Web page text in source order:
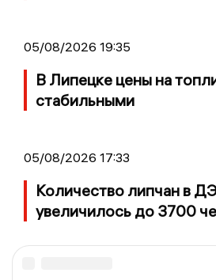
05/08/2026 19:35
В Липецке цены на
стабильными
05/08/2026 17:33
Количество липчан в
увеличилось до 3700